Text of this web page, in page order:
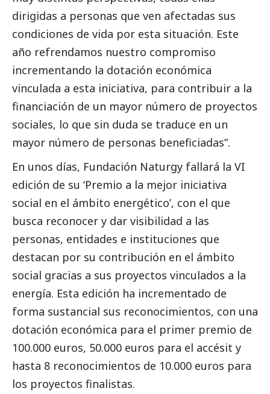
dirigidas a personas que ven afectadas sus
condiciones de vida por esta situación. Este
año refrendamos nuestro compromiso
incrementando la dotación económica
vinculada a esta iniciativa, para contribuir a la
financiación de un mayor número de proyectos
sociales, lo que sin duda se traduce en un
mayor número de personas beneficiadas”.
En unos días, Fundación Naturgy fallará la VI
edición de su ‘Premio a la mejor iniciativa
social en el ámbito energético’, con el que
busca reconocer y dar visibilidad a las
personas, entidades e instituciones que
destacan por su contribución en el ámbito
social gracias a sus proyectos vinculados a la
energía. Esta edición ha incrementado de
forma sustancial sus reconocimientos, con una
dotación económica para el primer premio de
100.000 euros, 50.000 euros para el accésit y
hasta 8 reconocimientos de 10.000 euros para
los proyectos finalistas.